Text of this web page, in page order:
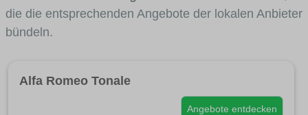
die die entsprechenden Angebote der lokalen Anbieter
bündeln.
Alfa Romeo Tonale
Angebote entdecken